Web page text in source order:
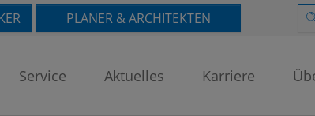
PLANER & ARCHITEKTEN
Service Aktuelles Karriere